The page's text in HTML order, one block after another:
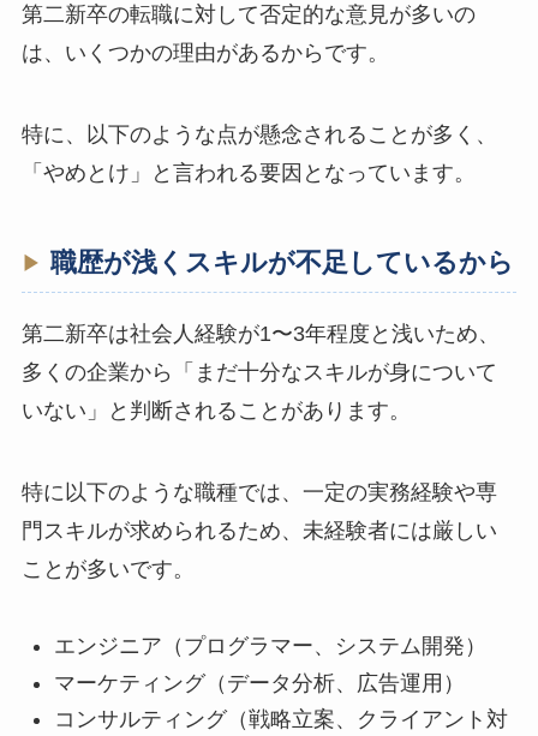
第二新卒の転職に対して否定的な意見が多いの
は、いくつかの理由があるからです。
特に、以下のような点が懸念されることが多く、
「やめとけ」と言われる要因となっています。
職歴が浅くスキルが不足しているから
第二新卒は社会人経験が1〜3年程度と浅いため、
多くの企業から「まだ十分なスキルが身について
いない」と判断されることがあります。
特に以下のような職種では、一定の実務経験や専
門スキルが求められるため、未経験者には厳しい
ことが多いです。
エンジニア（プログラマー、システム開発）
マーケティング（データ分析、広告運用）
コンサルティング（戦略立案、クライアント対